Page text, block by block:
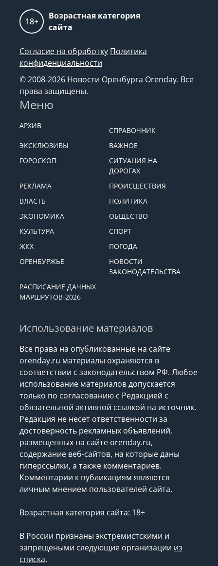
18+
Возрастная категория
сайта
Согласие на обработку Политика
конфиденциальности
© 2008-2026 Новости Оренбурга Orenday. Все
права защищены.
Меню
АРХИВ
СПРАВОЧНИК
ЭКСКЛЮЗИВЫ
ВАЖНОЕ
ГОРОСКОП
СИТУАЦИЯ НА
ДОРОГАХ
РЕКЛАМА
ПРОИСШЕСТВИЯ
ВЛАСТЬ
ПОЛИТИКА
ЭКОНОМИКА
ОБЩЕСТВО
КУЛЬТУРА
СПОРТ
ЖКХ
ПОГОДА
ОРЕНБУРЖЬЕ
НОВОСТИ
ЗАКОНОДАТЕЛЬСТВА
РАСПИСАНИЕ ДАЧНЫХ
МАРШРУТОВ-2026
Использование материалов
Все права на опубликованные на сайте
orenday.ru материалы охраняются в
соответствии с законодательством РФ. Любое
использование материалов допускается
только по согласованию с Редакцией с
обязательной активной ссылкой на источник.
Редакция не несет ответственности за
достоверность рекламных объявлений,
размещенных на сайте orenday.ru,
содержание веб-сайтов, на которые даны
гиперссылки, а также комментариев.
Комментарии к публикациям являются
личным мнением пользователей сайта.
Возрастная категория сайта: 18+
В России признаны экстремистскими и
запрещеными следующие организации из
списка.